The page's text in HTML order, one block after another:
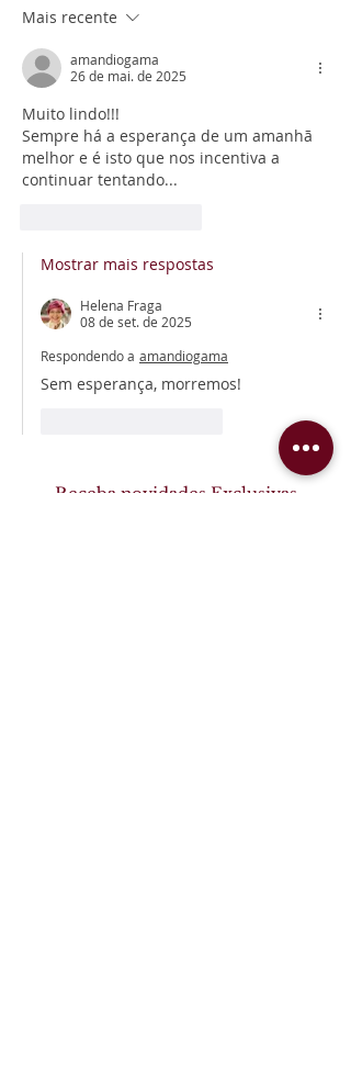
Mais recente
amandiogama
26 de mai. de 2025
Muito lindo!!!
Sempre há a esperança de um amanhã
melhor e é isto que nos incentiva a
continuar tentando...
Mostrar mais respostas
Helena Fraga
08 de set. de 2025
Respondendo a amandiogama
Sem esperança, morremos!
Receba novidades Exclusivas